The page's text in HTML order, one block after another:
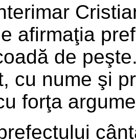
afirmaţia
de
cu nume şi
forţa